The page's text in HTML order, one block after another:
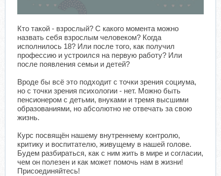
Кто такой - взрослый? С какого момента можно
назвать себя взрослым человеком? Когда
исполнилось 18? Или после того, как получил
профессию и устроился на первую работу? Или
после появления семьи и детей?
Вроде бы всё это подходит с точки зрения социума,
но с точки зрения психологии - нет. Можно быть
пенсионером с детьми, внуками и тремя высшими
образованиями, но абсолютно не отвечать за свою
жизнь.
Курс посвящён нашему внутреннему контролю,
критику и воспитателю, живущему в нашей голове.
Будем разбираться, как с ним жить в мире и согласии,
чем он полезен и как может помочь нам в жизни!
Присоединяйтесь!